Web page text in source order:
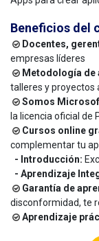
Beneficios del
Docentes,
empresas líderes
Metodología de
talleres y proyectos
Somos
la licencia oficial de
Cursos online
complementar tu
- Introducción:
- Aprendizaje
Garantía de
disconformidad, te
Aprendizaje